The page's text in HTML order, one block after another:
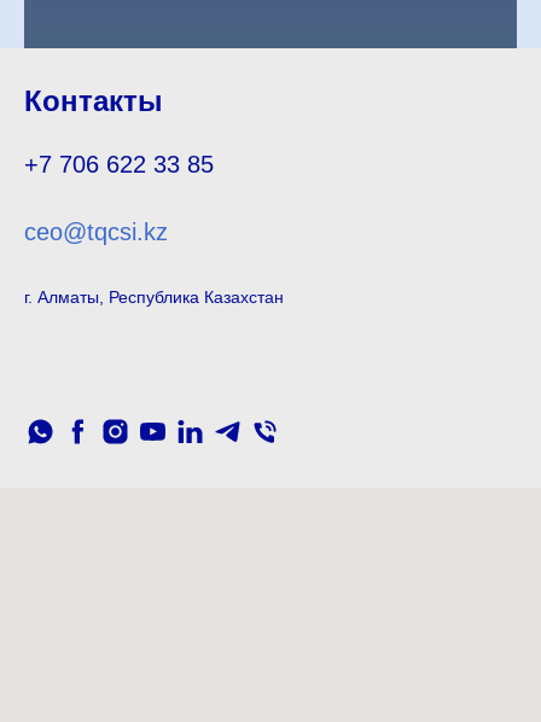
Контакты
+7 706 622 33 85
ceo@tqcsi.kz
г. Алматы, Республика Казахстан